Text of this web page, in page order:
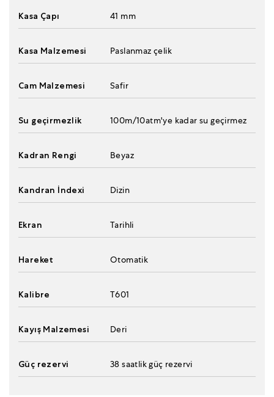
Kasa Çapı 41 mm
Kasa Malzemesi Paslanmaz çelik
Cam Malzemesi Safir
Su geçirmezlik 100m/10atm'ye kadar su geçirmez
Kadran Rengi Beyaz
Kandran İndexi Dizin
Ekran Tarihli
Hareket Otomatik
Kalibre T601
Kayış Malzemesi Deri
Güç rezervi 38 saatlik güç rezervi